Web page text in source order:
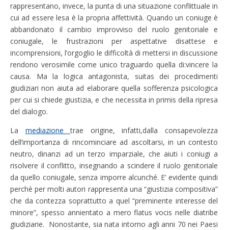
rappresentano, invece, la punta di una situazione conflittuale in
cui ad essere lesa è la propria affettività. Quando un coniuge è
abbandonato il cambio improvviso del ruolo genitoriale e
coniugale, le frustrazioni per aspettative disattese e
incomprensioni, l’orgoglio le difficoltà di mettersi in discussione
rendono verosimile come unico traguardo quella di:vincere la
causa. Ma la logica antagonista, suitas dei procedimenti
giudiziari non aiuta ad elaborare quella sofferenza psicologica
per cui si chiede giustizia, e che necessita in primis della ripresa
del dialogo.
La mediazionetrae origine, infatti,dalla consapevolezza
dell’importanza di rincominciare ad ascoltarsi, in un contesto
neutro, dinanzi ad un terzo imparziale, che aiuti i coniugi a
risolvere il conflitto, insegnando a scindere il ruolo genitoriale
da quello coniugale, senza imporre alcunché. E’ evidente quindi
perchè per molti autori rappresenta una “giustizia compositiva”
che da contezza soprattutto a quel “preminente interesse del
minore”, spesso annientato a mero flatus vocis nelle diatribe
giudiziarie. Nonostante, sia nata intorno agli anni 70 nei Paesi